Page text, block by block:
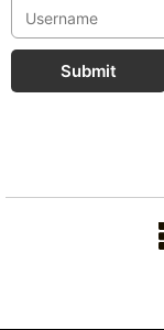
Submit